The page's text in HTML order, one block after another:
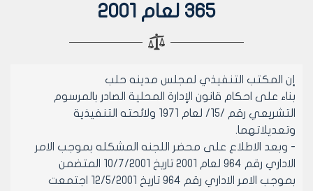
365 لعام 2001
إن المكتب التنفيذي لمجلس مدينه حلب
بناء على احكام قانون الإدارة المحلية الصادر بالمرسوم
التشريعي رقم /15/ لعام 1971 ولائحته التنفيذية
وتعديلاتهما.
- وبعد الاطلاع على محضر اللجنه المشكله بموجب الامر
الاداري رقم 964 لعام 2001 تاريخ 10/7/2001 المتضمن
بموجب الامر الاداري رقم 964 تاريخ 12/5/2001 اجتمعت